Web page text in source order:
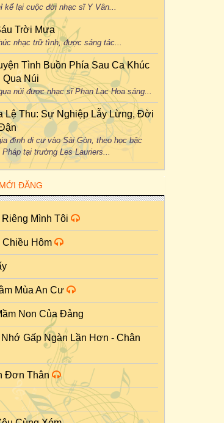
kể lại cuộc đời nhạc sĩ Y Vân...
Trời Mưa
nhạc trữ tình, được sáng tác...
Tình Buồn Phía Sau Ca Khúc
Qua Núi
núi được nhạc sĩ Phan Lạc Hoa sáng...
Lệ Thu: Sự Nghiệp Lẫy Lừng, Đời
đình di cư vào Sài Gòn, theo học bậc
Pháp tại trường Les Lauriers...
ĐĂNG
Mình Tôi
Chiều Hôm
Mùa An Cư
Non Của Đảng
Nhớ Gấp Ngàn Lần Hơn - Chân
Đơn Thân